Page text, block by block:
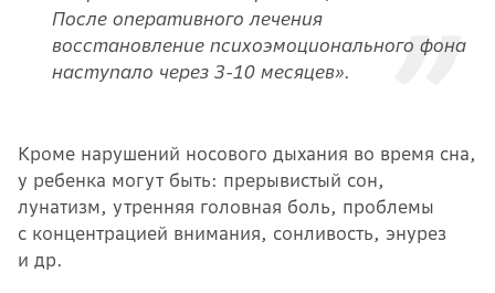
После оперативного лечения
восстановление психоэмоционального фона
наступало через 3-10 месяцев».
Кроме нарушений носового дыхания во время сна,
у ребенка могут быть: прерывистый сон,
лунатизм, утренняя головная боль, проблемы
с концентрацией внимания, сонливость, энурез
и др.